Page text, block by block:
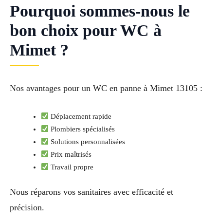
Pourquoi sommes-nous le
bon choix pour WC à
Mimet ?
Nos avantages pour un WC en panne à Mimet 13105 :
Déplacement rapide
Plombiers spécialisés
Solutions personnalisées
Prix maîtrisés
Travail propre
Nous réparons vos sanitaires avec efficacité et
précision.